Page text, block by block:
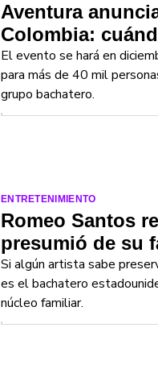
Aventura
Colombia:
El evento se hará en
para más de 40 mil
grupo bachatero.
ENTRETENIMIENTO
Romeo Santos
presumió de su
Si algún artista sabe
es el bachatero
núcleo familiar.